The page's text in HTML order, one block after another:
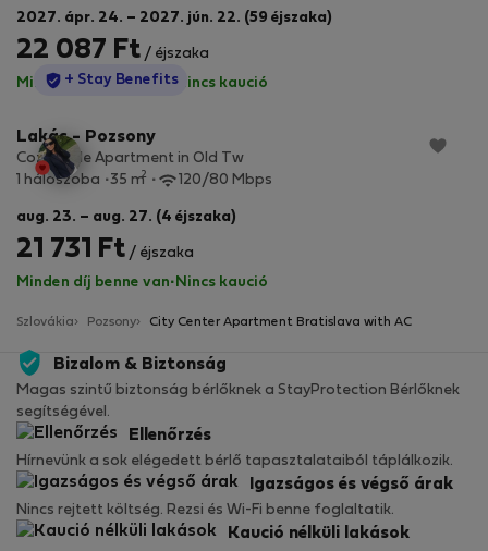
2027. ápr. 24. – 2027. jún. 22. (59 éjszaka)
22 087 Ft / éjszaka
Minden díj benne van·Nincs kaució
StayProtection
+ Stay Benefits
Lakás - Pozsony
Cozy Little Apartment in Old Tw
1 hálószoba
35 m2 120/80 Mbps
aug. 23. – aug. 27. (4 éjszaka)
21 731 Ft / éjszaka
Minden díj benne van· Nincs kaució
Szlovákia Pozsony City Center Apartment Bratislava with AC
Bizalom & Biztonság
Magas szintű biztonság bérlőknek a StayProtection Bérlőknek
segítségével.
Ellenőrzés
Hírnevünk a sok elégedett bérlő tapasztalataiból táplálkozik.
Igazságos és végső árak
Nincs rejtett költség. Rezsi és Wi-Fi benne foglaltatik.
Kaució nélküli lakások